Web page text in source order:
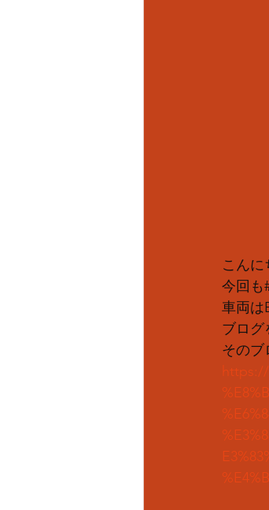
こんに
今回も
車両は
ブロ
そのブ
https://